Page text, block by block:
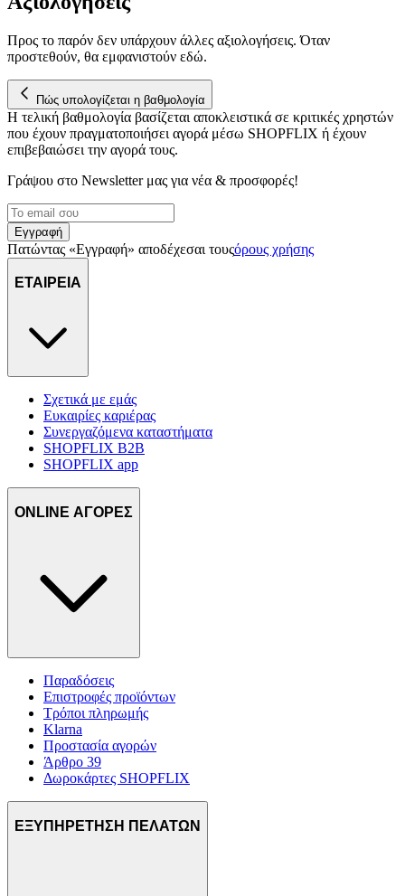
Προς το παρόν δεν υπάρχουν άλλες αξιολογήσεις. Όταν
προστεθούν, θα εμφανιστούν εδώ.
Πώς υπολογίζεται η βαθμολογία
Η τελική βαθμολογία βασίζεται αποκλειστικά σε κριτικές χρηστών
που έχουν πραγματοποιήσει αγορά μέσω SHOPFLIX ή έχουν
επιβεβαιώσει την αγορά τους.
Γράψου στο Νewsletter μας για νέα & προσφορές!
Εγγραφή
Πατώντας «Εγγραφή» αποδέχεσαι τουςόρους χρήσης
ΕΤΑΙΡΕΙΑ
Σχετικά με εμάς
Ευκαιρίες καριέρας
Συνεργαζόμενα καταστήματα
SHOPFLIX B2B
SHOPFLIX app
ONLINE ΑΓΟΡΕΣ
Παραδόσεις
Επιστροφές προϊόντων
Τρόποι πληρωμής
Klarna
Προστασία αγορών
Άρθρο 39
Δωροκάρτες SHOPFLIX
ΕΞΥΠΗΡΕΤΗΣΗ ΠΕΛΑΤΩΝ